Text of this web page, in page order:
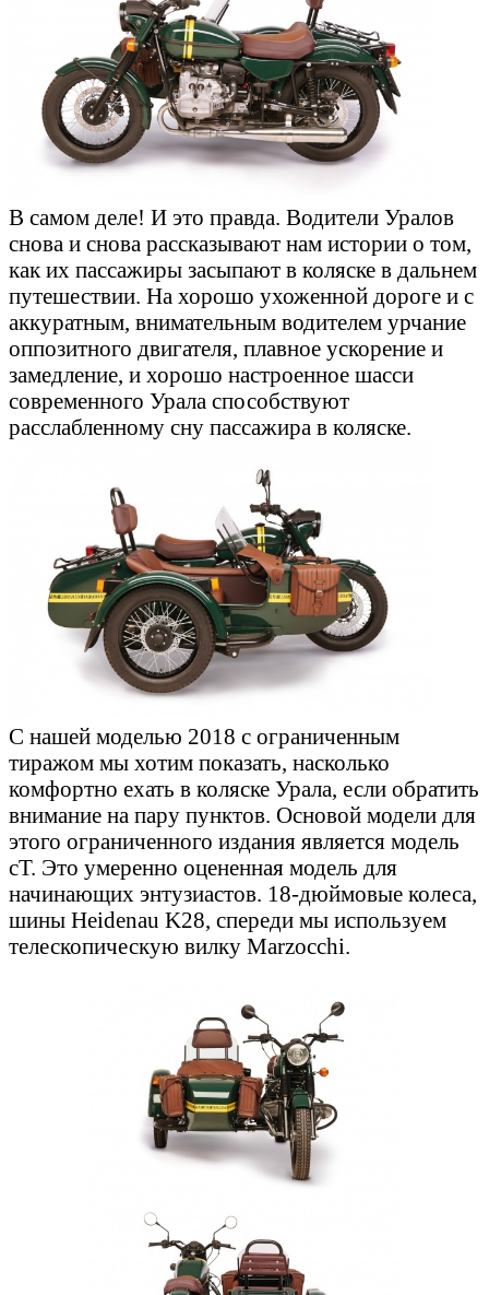
В самом деле! И это правда. Водители Уралов
снова и снова рассказывают нам истории о том,
как их пассажиры засыпают в коляске в дальнем
путешествии. На хорошо ухоженной дороге и с
аккуратным, внимательным водителем урчание
оппозитного двигателя, плавное ускорение и
замедление, и хорошо настроенное шасси
современного Урала способствуют
расслабленному сну пассажира в коляске.
С нашей моделью 2018 с ограниченным
тиражом мы хотим показать, насколько
комфортно ехать в коляске Урала, если обратить
внимание на пару пунктов. Основой модели для
этого ограниченного издания является модель
cT. Это умеренно оцененная модель для
начинающих энтузиастов. 18-дюймовые колеса,
шины Heidenau K28, спереди мы используем
телескопическую вилку Marzocchi.